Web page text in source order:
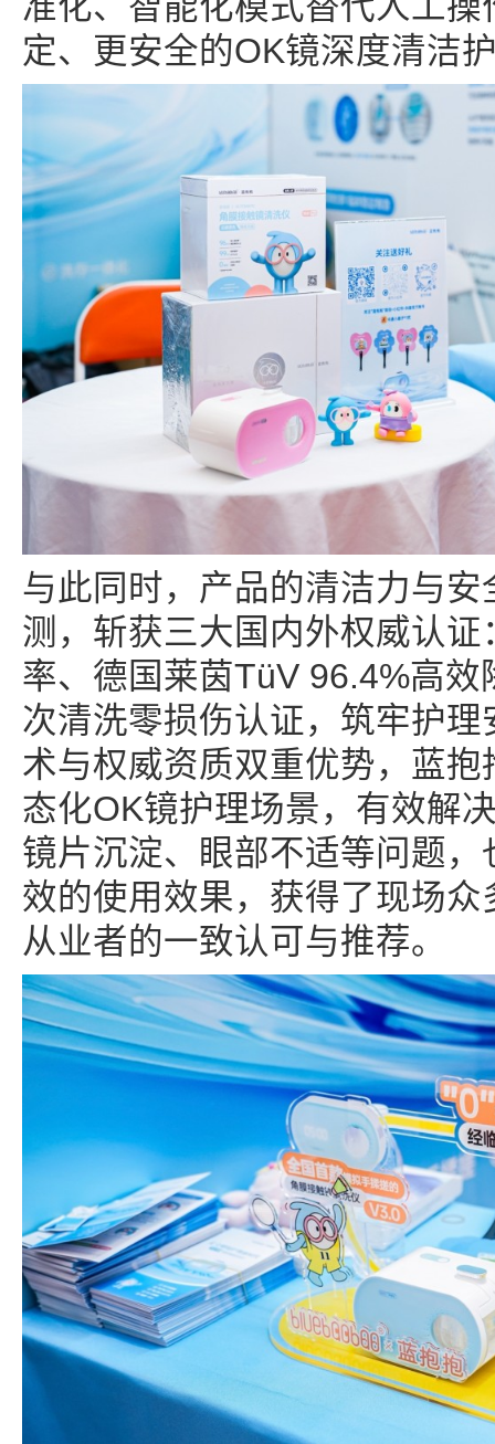
定、更安全的OK镜深度清洁
与此同时，产品的清洁力与
测，斩获三大国内外权威认
率、德国莱茵TüV 96.4%高
次清洗零损伤认证，筑牢护
术与权威资质双重优势，蓝
态化OK镜护理场景，有效解
镜片沉淀、眼部不适等问题
效的使用效果，获得了现场
从业者的一致认可与推荐。